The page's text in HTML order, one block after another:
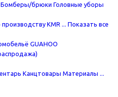
Бомберы/брюки Головные уборы
KMR ... Показать все
GUAHOO
Канцтовары Материалы ...